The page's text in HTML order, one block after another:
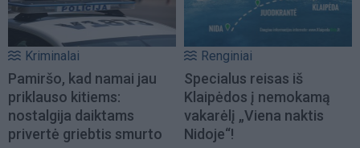
Kriminalai
Pamiršo, kad namai jau
priklauso kitiems:
nostalgija daiktams
privertė griebtis smurto
Renginiai
Specialus reisas iš
Klaipėdos į nemokamą
vakarėlį „Viena naktis
Nidoje“!